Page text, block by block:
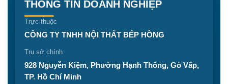
THÔNG TIN DOANH NGHIỆP
Trực thuộc
CÔNG TY TNHH NỘI THẤT BẾP HỒNG
Trụ sở chính
928 Nguyễn Kiệm, Phường Hạnh Thông, Gò Vấp,
TP. Hồ Chí Minh